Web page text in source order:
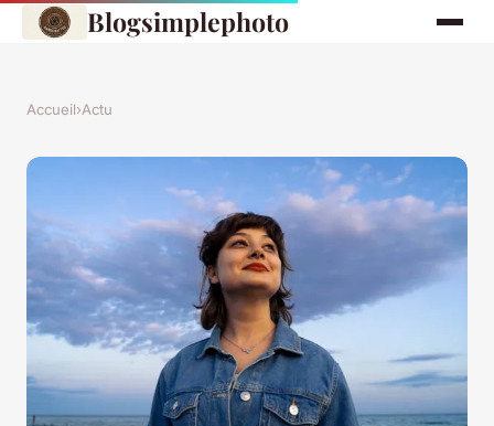
Blogsimplephoto
Accueil›Actu